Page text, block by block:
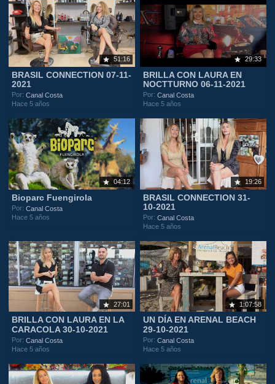
51:16
BRASIL CONNECTION 07-11-
2021
Por:Canal Costa
Hace 5 años
29:33
BRILLA CON LAURA EN
NOCTTURNO 06-11-2021
Por:Canal Costa
Hace 5 años
04:12
Bioparc Fuengirola
Por:Canal Costa
Hace 5 años
19:26
BRASIL CONNECTION 31-
10-2021
Por:Canal Costa
Hace 5 años
27:01
BRILLA CON LAURA EN LA
CARACOLA 30-10-2021
Por:Canal Costa
Hace 5 años
1:07:58
UN DÍA EN ARENAL BEACH
29-10-2021
Por:Canal Costa
Hace 5 años